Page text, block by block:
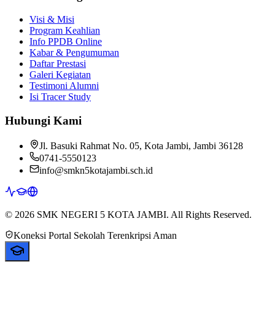
Visi & Misi
Program Keahlian
Info PPDB Online
Kabar & Pengumuman
Daftar Prestasi
Galeri Kegiatan
Testimoni Alumni
Isi Tracer Study
Hubungi Kami
Jl. Basuki Rahmat No. 05, Kota Jambi, Jambi 36128
0741-5550123
info@smkn5kotajambi.sch.id
© 2026 SMK NEGERI 5 KOTA JAMBI. All Rights Reserved.
Koneksi Portal Sekolah Terenkripsi Aman